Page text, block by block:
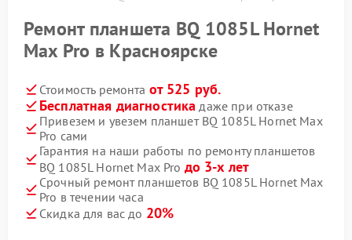
Ремонт планшета BQ 1085L Hornet
Max Pro в Красноярске
Стоимость ремонта от 525 руб.
Бесплатная диагностика даже при отказе
Привезем и увезем планшет BQ 1085L Hornet Max
Pro сами
Гарантия на наши работы по ремонту планшетов
BQ 1085L Hornet Max Pro до 3-х лет
Срочный ремонт планшетов BQ 1085L Hornet Max
Pro в течении часа
Скидка для вас до 20%